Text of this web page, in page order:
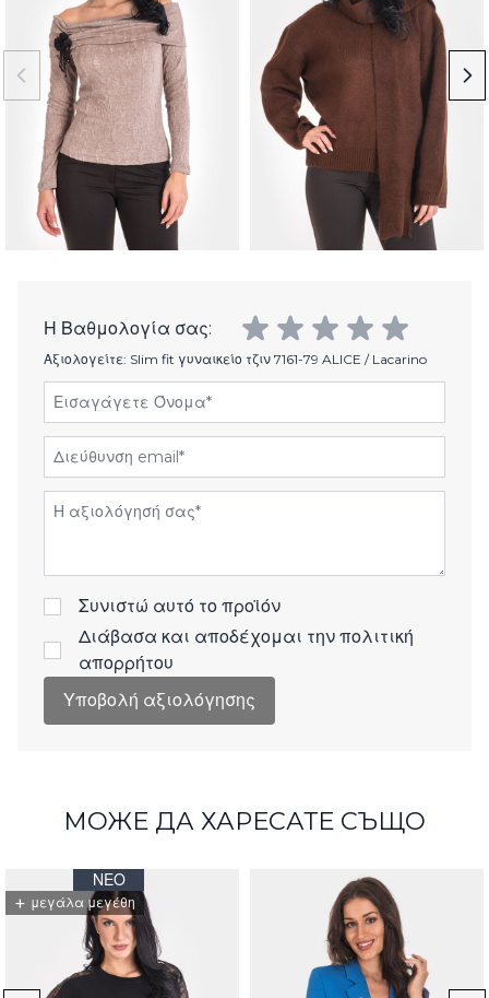
Η Βαθμολογία σας:
Αξιολογείτε: Slim fit γυναικείο τζιν 7161-79 ALICE / Lacarino
Εισαγάγετε Όνομα
Διεύθυνση email
Αξιολόγηση
Συνιστώ αυτό το προϊόν
Διάβασα και αποδέχομαι την πολιτική
απορρήτου
Υποβολή αξιολόγησης
МОЖЕ ДА ХАРЕСАТЕ СЪЩО
ΝΈΟ
+ μεγάλα μεγέθη